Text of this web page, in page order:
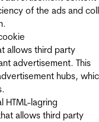
of the ads and
allows third party
advertisement. This
hubs,
HTML-lagring
allows third party